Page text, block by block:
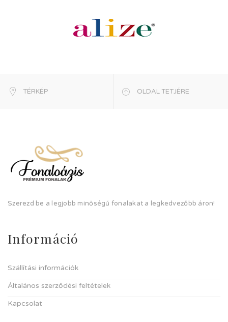
TÉRKÉP OLDAL TETJÉRE
Szerezd be a legjobb minőségű fonalakat a legkedvezőbb áron!
Információ
Szállítási információk
Általános szerződési feltételek
Kapcsolat